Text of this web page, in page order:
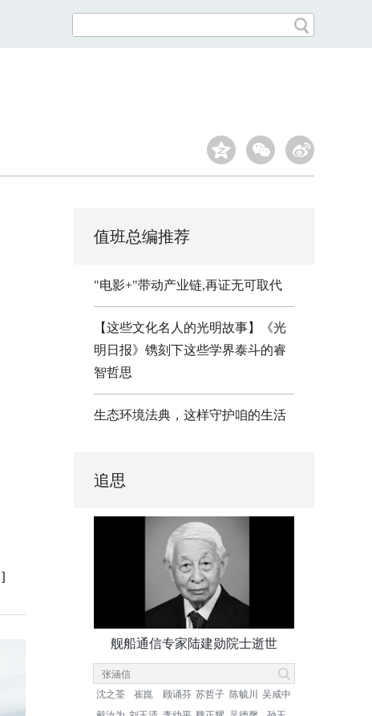
]
值班总编推荐
"电影+"带动产业链,再证无可取代
【这些文化名人的光明故事】《光
明日报》镌刻下这些学界泰斗的睿
智哲思
生态环境法典，这样守护咱的生活
追思
舰船通信专家陆建勋院士逝世
沈之荃 崔崑 顾诵芬 苏哲子 陈毓川
吴咸中